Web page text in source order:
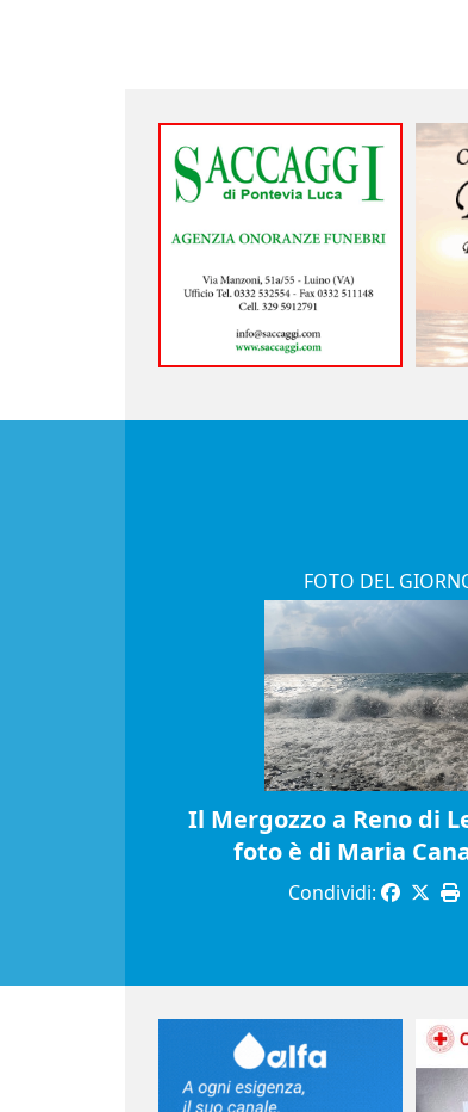
FOTO DEL
Il Mergozzo a Reno di
foto è di Maria
Condividi: